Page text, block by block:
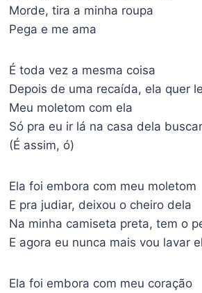
Morde, tira a minha roupa
Pega e me ama
É toda vez a mesma coisa
Depois de uma recaída, ela quer
Meu moletom com ela
Só pra eu ir lá na casa dela buscar
(É assim, ó)
Ela foi embora com meu moletom
E pra judiar, deixou o cheiro dela
Na minha camiseta preta, tem o
E agora eu nunca mais vou lavar
Ela foi embora com meu coração